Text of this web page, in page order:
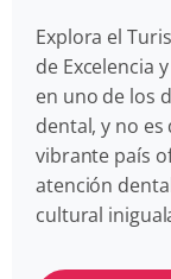
Explora el
de Excelencia
en uno de los
dental, y no
vibrante país
atención
cultural